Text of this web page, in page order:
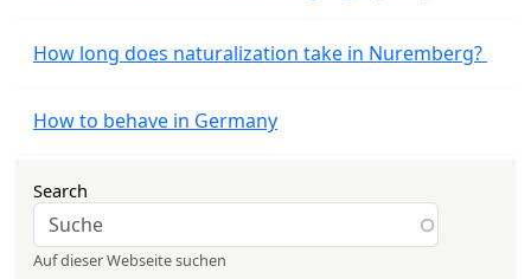
How long does naturalization take in Nuremberg?
How to behave in Germany
Search
Auf dieser Webseite suchen